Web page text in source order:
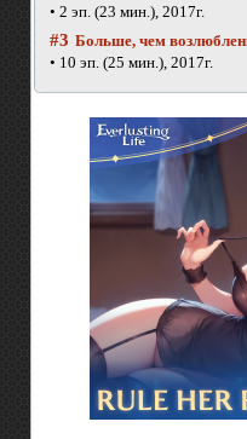
• 2 эп. (23 мин.), 2017г.
#3 Больше, чем
• 10 эп. (25 мин.), 2017г.